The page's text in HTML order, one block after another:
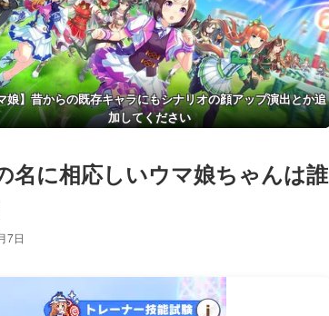
娘】昔からの既存キャラにもシナリオの顔アップ演出とか追
加してください
名に相応しいウマ娘ちゃんは誰
7日